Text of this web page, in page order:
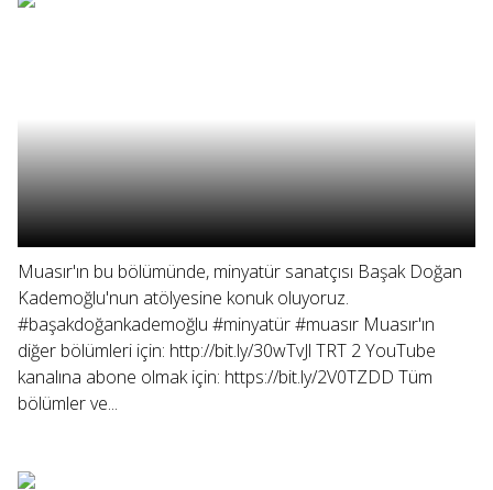
Muasır'ın bu bölümünde, minyatür sanatçısı Başak Doğan
Kademoğlu'nun atölyesine konuk oluyoruz.
#başakdoğankademoğlu #minyatür #muasır Muasır'ın
diğer bölümleri için: http://bit.ly/30wTvJl TRT 2 YouTube
kanalına abone olmak için: https://bit.ly/2V0TZDD Tüm
bölümler ve...